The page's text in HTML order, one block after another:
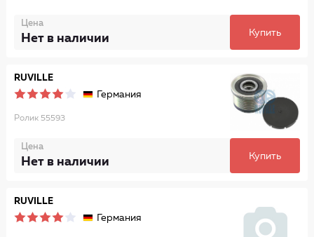
Цена
Нет в наличии Купить
RUVILLE
Германия
Ролик 55593
Цена
Нет в наличии Купить
RUVILLE
Германия